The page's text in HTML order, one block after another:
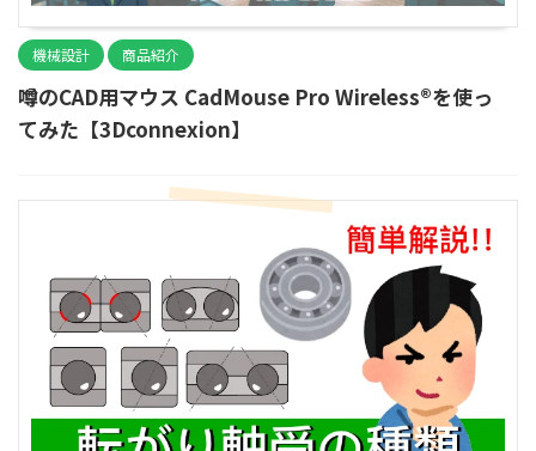
機械設計 商品紹介
噂のCAD用マウス CadMouse Pro Wireless®を使っ
てみた【3Dconnexion】